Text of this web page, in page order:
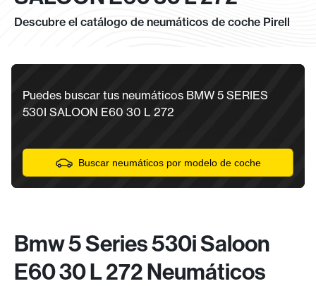
Descubre el catálogo de neumáticos de coche Pirell
Puedes buscar tus neumáticos BMW 5 SERIES
530I SALOON E60 30 L 272
Buscar neumáticos por modelo de coche
Bmw 5 Series 530i Saloon
E60 30 L 272 Neumáticos